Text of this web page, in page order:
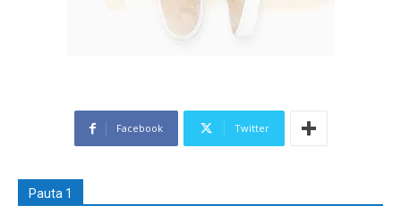
Facebook Twitter
Pauta 1